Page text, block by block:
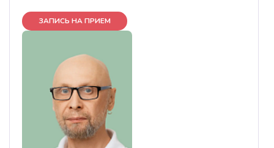
ЗАПИСЬ НА ПРИЕМ